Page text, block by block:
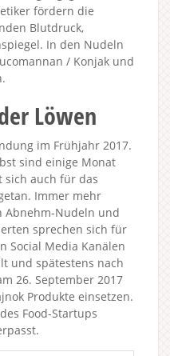
fördern die
Blutdruck,
In den Nudeln
/ Konjak und
Löwen
im Frühjahr 2017.
sind einige Monat
sich auch für das
Immer mehr
Abnehm-Nudeln und
sprechen sich für
Social Media Kanälen
und spätestens nach
26. September 2017
Produkte einsetzen.
Food-Startups